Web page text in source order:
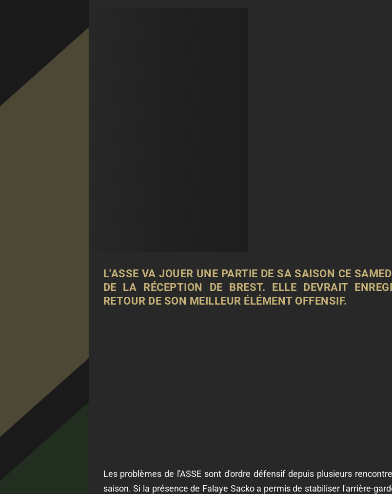
L'ASSE VA JOUER UNE PARTIE DE SA SAISON CE
DE LA RÉCEPTION DE BREST. ELLE DEVRAIT
RETOUR DE SON MEILLEUR ÉLÉMENT OFFENSIF.
Les problèmes de l'ASSE sont d'ordre défensif depuis plusieurs
saison. Si la présence de Falaye Sacko a permis de stabiliser l'arrière-